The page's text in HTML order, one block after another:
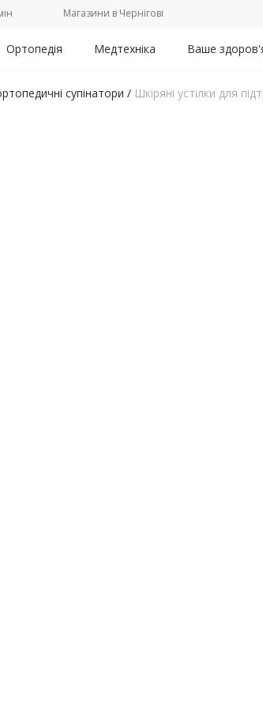
Магазини в Чернігові
Ортопедія Медтехніка Ваше
супінатори / Шкіряні устілки для